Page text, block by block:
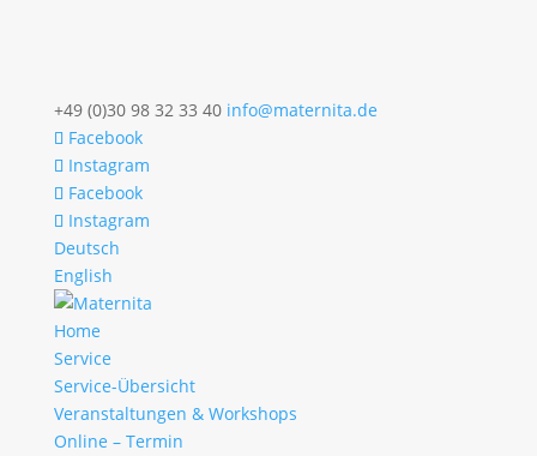
+49 (0)30 98 32 33 40 info@maternita.de
Facebook
Instagram
Facebook
Instagram
Deutsch
English
Home
Service
Service-Übersicht
Veranstaltungen & Workshops
Online – Termin